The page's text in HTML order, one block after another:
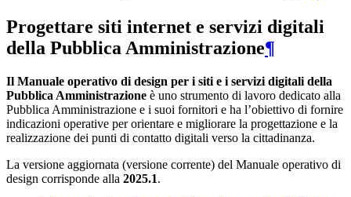
Progettare siti internet e servizi digitali
della Pubblica Amministrazione¶
Il Manuale operativo di design per i siti e i servizi digitali della
Pubblica Amministrazione è uno strumento di lavoro dedicato alla
Pubblica Amministrazione e i suoi fornitori e ha l’obiettivo di fornire
indicazioni operative per orientare e migliorare la progettazione e la
realizzazione dei punti di contatto digitali verso la cittadinanza.
La versione aggiornata (versione corrente) del Manuale operativo di
design corrisponde alla 2025.1.